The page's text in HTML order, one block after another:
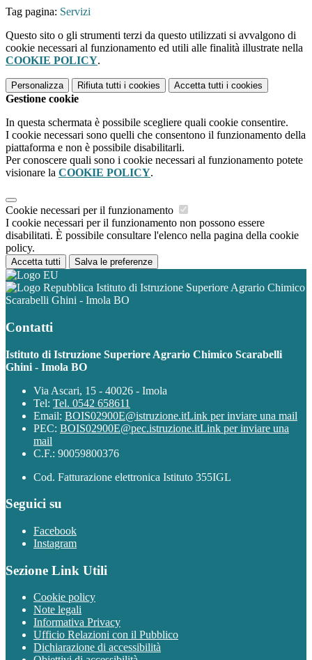
Tag pagina: Servizi
Questo sito o gli strumenti terzi da questo utilizzati si avvalgono di
cookie necessari al funzionamento ed utili alle finalità illustrate nella
COOKIE POLICY.
Personalizza Rifiuta tutti i cookies Accetta tutti i cookies
Gestione cookie
In questa schermata è possibile scegliere quali cookie consentire.
I cookie necessari sono quelli che consentono il funzionamento della
piattaforma e non è possibile disabilitarli.
Per conoscere quali sono i cookie necessari al funzionamento potete
visionare la COOKIE POLICY.
Cookie necessari per il funzionamento
I cookie necessari per il funzionamento non possono essere
disabilitati. È possibile consultare l'elenco nella pagina della cookie
policy.
Accetta tutti Salva le preferenze
Istituto di Istruzione Superiore Agrario Chimico
Scarabelli Ghini - Imola BO
Contatti
Istituto di Istruzione Superiore Agrario Chimico Scarabelli
Ghini - Imola BO
Via Ascari, 15 - 40026 - Imola
Tel: Tel. 0542 658611
Email: BOIS02900E@istruzione.itLink per inviare una mail
PEC: BOIS02900E@pec.istruzione.itLink per inviare una
mail
C.F.: 90059800376
Cod. Fatturazione elettronica Istituto 355IGL
Seguici su
Facebook
Instagram
Sezione Link Utili
Cookie policy
Note legali
Informativa Privacy
Ufficio Relazioni con il Pubblico
Dichiarazione di accessibilità